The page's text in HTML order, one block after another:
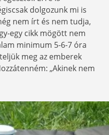
dolgozunk mi is
nem írt és nem tudja,
egy cikk mögött nem
minimum 5-6-7 óra
meg az emberek
„Akinek nem